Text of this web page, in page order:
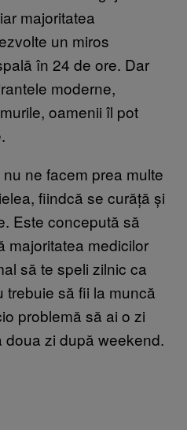
majoritatea
un miros
în 24 de ore. Dar
moderne,
oamenii îl pot
ne facem prea multe
fiindcă se curăță și
Este concepută să
majoritatea medicilor
să te speli zilnic ca
trebuie să fii la muncă
problemă să ai o zi
doua zi după weekend.